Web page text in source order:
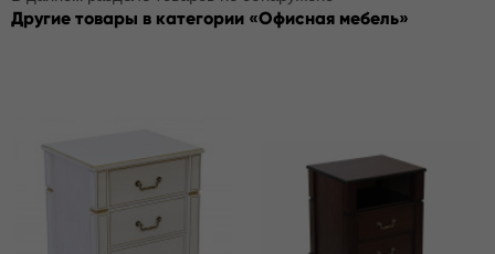
Другие товары в категории Офисная мебель